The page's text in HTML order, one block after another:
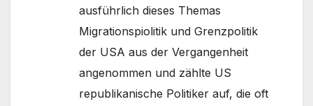
ausführlich dieses Themas
Migrationspiolitik und Grenzpolitik
der USA aus der Vergangenheit
angenommen und zählte US
republikanische Politiker auf, die oft